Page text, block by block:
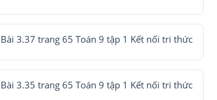
Bài 3.37 trang 65 Toán 9 tập 1 Kết nối tri thức
Bài 3.35 trang 65 Toán 9 tập 1 Kết nối tri thức